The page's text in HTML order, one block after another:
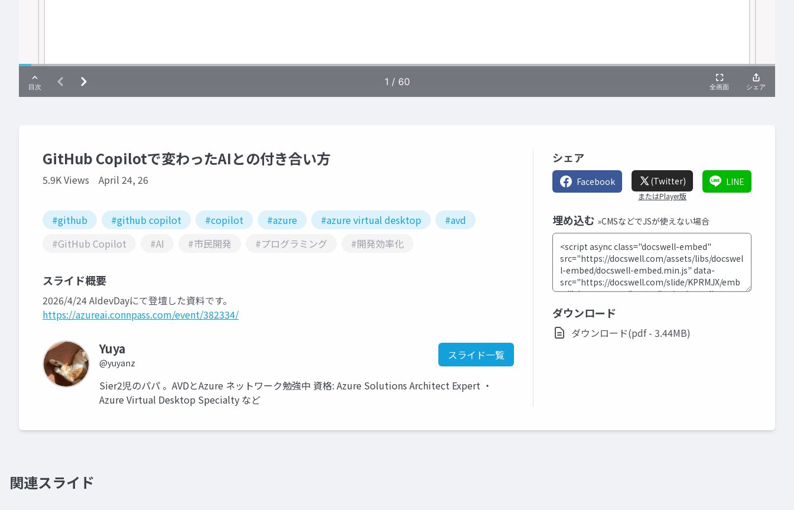
GitHub Copilotで変わったAIとの付き合い方
5.9K Views April 24, 26
#github #github copilot #copilot #azure #azure virtual desktop
#avd
#GitHub Copilot
#AI #市民開発 #プログラミング #開発効率化
スライド概要
2026/4/24 AIdevDayにて登壇した資料です。
https://azureai.connpass.com/event/382334/
Yuya
@yuyanz
スライド一覧
Sier2児のパパ 。AVDとAzure ネットワーク勉強中 資格: Azure Solutions Architect Expert ・
Azure Virtual Desktop Specialty など
シェア
Facebook (Twitter)
またはPlayer版
LINE
埋め込む »CMSなどでJSが使えない場合
ダウンロード
ダウンロード(pdf - 3.44MB)
関連スライド